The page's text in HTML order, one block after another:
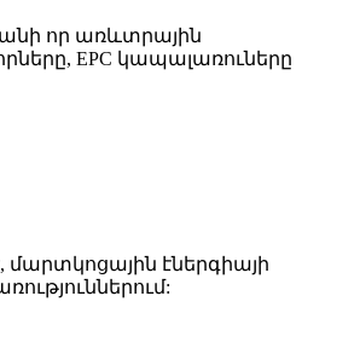
որ առևտրային
EPC կապալառուները
էներգիայի